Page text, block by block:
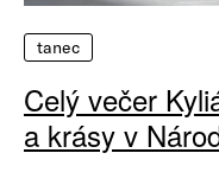
tanec
Celý večer
a krásy v